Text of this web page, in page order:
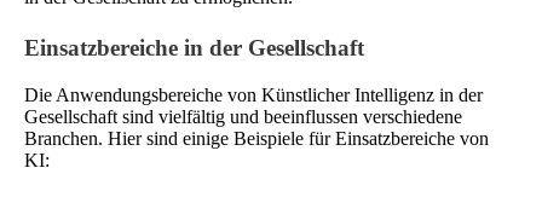
Einsatzbereiche in der Gesellschaft
Die Anwendungsbereiche von Künstlicher Intelligenz in der
Gesellschaft sind vielfältig und beeinflussen verschiedene
Branchen. Hier sind einige Beispiele für Einsatzbereiche von
KI: